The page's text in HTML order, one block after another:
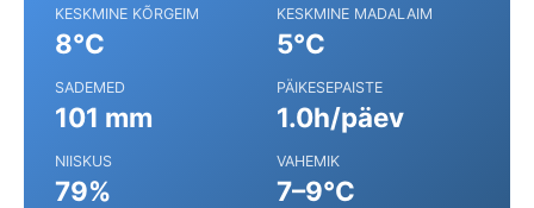
KESKMINE KÕRGEIM
8°C
KESKMINE MADALAIM
5°C
SADEMED
101 mm
PÄIKESEPAISTE
1.0h/päev
NIISKUS
79%
VAHEMIK
7–9°C